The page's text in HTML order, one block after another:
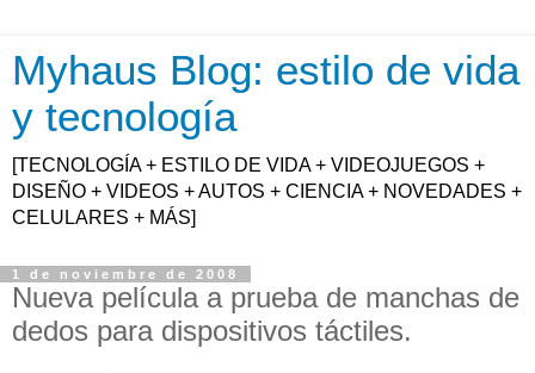
Myhaus Blog: estilo de vida
y tecnología
[TECNOLOGÍA + ESTILO DE VIDA + VIDEOJUEGOS +
DISEÑO + VIDEOS + AUTOS + CIENCIA + NOVEDADES +
CELULARES + MÁS]
1 de noviembre de 2008
Nueva película a prueba de manchas de
dedos para dispositivos táctiles.